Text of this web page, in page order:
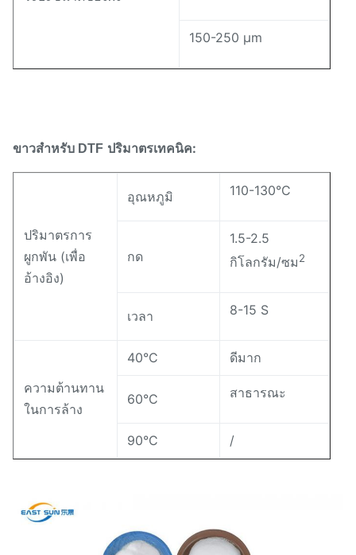
150-250 μm
ขาวสําหรับ DTF ปริมาตรเทคนิค:
ปริมาตรการ
ผูกพัน (เพื่อ
อ้างอิง)
อุณหภูมิ 110-130°C
กด
1.5-2.5
กิโลกรัม/ซม2
เวลา 8-15 S
ความต้านทาน
ในการล้าง
40°C ดีมาก
60°C สาธารณะ
90°C /